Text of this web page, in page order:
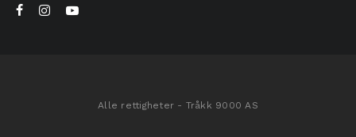
Alle rettigheter - Tråkk 9000 AS